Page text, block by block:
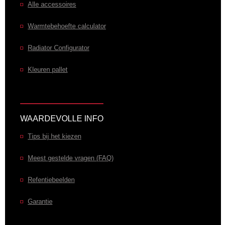
Alle accessoires
Warmtebehoefte calculator
Radiator Configurator
Kleuren pallet
WAARDEVOLLE INFO
Tips bij het kiezen
Meest gestelde vragen (FAQ)
Refentiebeelden
Garantie